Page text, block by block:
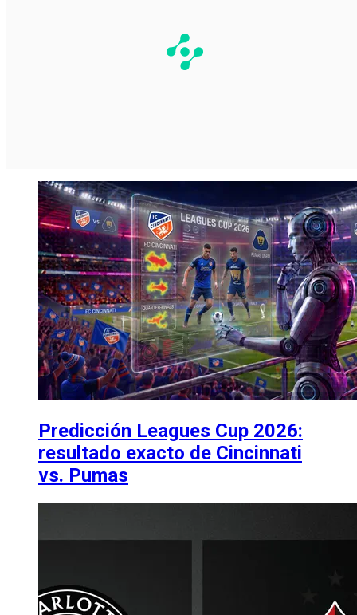
Predicción Leagues Cup 2026:
resultado exacto de Cincinnati
vs. Pumas